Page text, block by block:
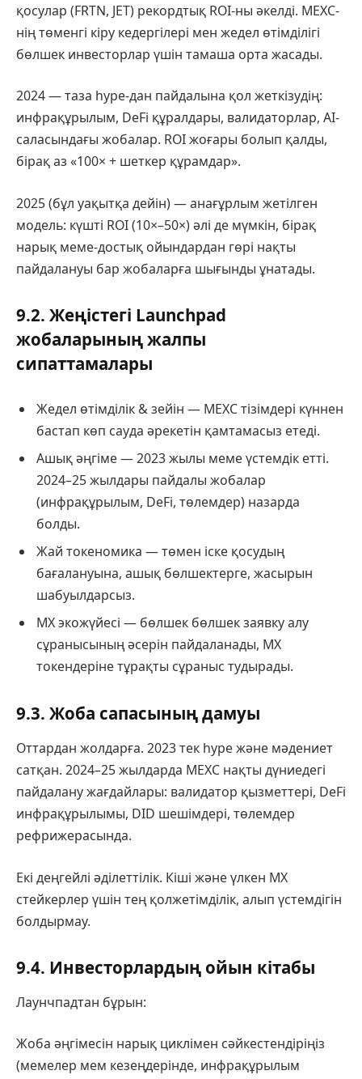
қосулар (FRTN, JET) рекордтық ROI-ны әкелді. MEXC-
нің төменгі кіру кедергілері мен жедел өтімділігі
бөлшек инвесторлар үшін тамаша орта жасады.
2024 — таза hype-дан пайдалына қол жеткізудің:
инфрақұрылым, DeFi құралдары, валидаторлар, AI-
саласындағы жобалар. ROI жоғары болып қалды,
бірақ аз «100× + шеткер құрамдар».
2025 (бұл уақытқа дейін) — анағұрлым жетілген
модель: күшті ROI (10×–50×) әлі де мүмкін, бірақ
нарық меме-достық ойындардан гөрі нақты
пайдалануы бар жобаларға шығынды ұнатады.
9.2. Жеңістегі Launchpad
жобаларының жалпы
сипаттамалары
Жедел өтімділік & зейін — MEXC тізімдері күннен
бастап көп сауда әрекетін қамтамасыз етеді.
Ашық әңгіме — 2023 жылы меме үстемдік етті.
2024–25 жылдары пайдалы жобалар
(инфрақұрылым, DeFi, төлемдер) назарда
болды.
Жай токеномика — төмен іске қосудың
бағалануына, ашық бөлшектерге, жасырын
шабуылдарсыз.
MX экожүйесі — бөлшек бөлшек заявку алу
сұранысының әсерін пайдаланады, MX
токендеріне тұрақты сұраныс тудырады.
9.3. Жоба сапасының дамуы
Оттардан жолдарға. 2023 тек hype және мәдениет
сатқан. 2024–25 жылдарда MEXC нақты дүниедегі
пайдалану жағдайлары: валидатор қызметтері, DeFi
инфрақұрылымы, DID шешімдері, төлемдер
рефрижерасында.
Екі деңгейлі әділеттілік. Кіші және үлкен MX
стейкерлер үшін тең қолжетімділік, алып үстемдігін
болдырмау.
9.4. Инвесторлардың ойын кітабы
Лаунчпадтан бұрын:
Жоба әңгімесін нарық циклімен сәйкестендіріңіз
(мемелер мем кезеңдерінде, инфрақұрылым